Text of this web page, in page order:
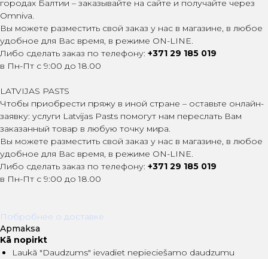
городах Балтии – заказывайте на сайте и получайте через
Omniva.
Вы можете разместить свой заказ у нас в магазине, в любое
удобное для Вас время, в режиме ON-LINE.
Либо сделать заказ по телефону: +371 29 185 019
в Пн-Пт с 9:00 до 18.00
LATVIJAS PASTS
Чтобы приобрести пряжу в иной стране – оставьте онлайн-
заявку: услуги Latvijas Pasts помогут нам переслать Вам
заказанный товар в любую точку мира.
Вы можете разместить свой заказ у нас в магазине, в любое
удобное для Вас время, в режиме ON-LINE.
Либо сделать заказ по телефону: +371 29 185 019
в Пн-Пт с 9:00 до 18.00
Побробнее о доставке
Apmaksa
Kā nopirkt
Laukā "Daudzums" ievadiet nepieciešamo daudzumu